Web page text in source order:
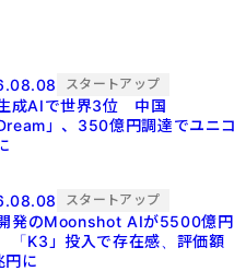
スタートアップ
成AIで世界3位 中国
」、350億円調達でユニ
スタートアップ
発のMoonshot AIが5500億円
K3」投入で存在感、評価額
円に